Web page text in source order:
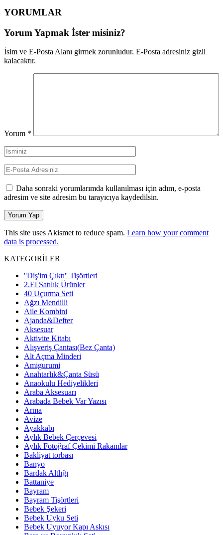
YORUMLAR
Yorum Yapmak İster misiniz?
İsim ve E-Posta Alanı girmek zorunludur. E-Posta adresiniz gizli
kalacaktır.
Yorum *
Daha sonraki yorumlarımda kullanılması için adım, e-posta
adresim ve site adresim bu tarayıcıya kaydedilsin.
This site uses Akismet to reduce spam. Learn how your comment
data is processed.
KATEGORİLER
''Diş'im Çıktı'' Tişörtleri
2.El Satılık Ürünler
40 Uçurma Seti
Ağzı Mendilli
Aile Kombini
Ajanda&Defter
Aksesuar
Aktivite Kitabı
Alışveriş Çantası(Bez Çanta)
Alt Açma Minderi
Amigurumi
Anahtarlık&Çanta Süsü
Anaokulu Hediyelikleri
Araba Aksesuarı
Arabada Bebek Var Yazısı
Arma
Avize
Ayakkabı
Aylık Bebek Çerçevesi
Aylık Fotoğraf Çekimi Rakamlar
Bakliyat torbası
Banyo
Bardak Altlığı
Battaniye
Bayram
Bayram Tişörtleri
Bebek Şekeri
Bebek Uyku Seti
Bebek Uyuyor Kapı Askısı